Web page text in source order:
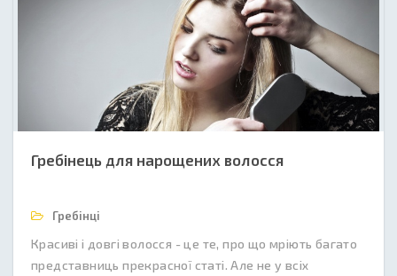
Гребінець для нарощених волосся
Гребінці
Красиві і довгі волосся - це те, про що мріють багато
представниць прекрасної статі. Але не у всіх